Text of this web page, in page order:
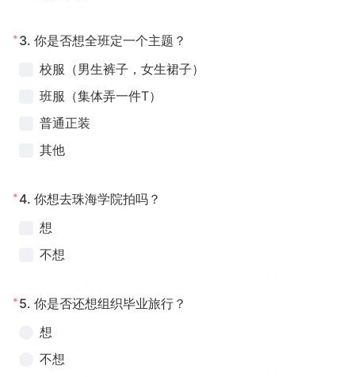
* 3. 你是否想全班定一个主题？
校服（男生裤子，女生裙子）
班服（集体弄一件T）
普通正装
其他
* 4. 你想去珠海学院拍吗？
想
不想
* 5. 你是否还想组织毕业旅行？
想
不想